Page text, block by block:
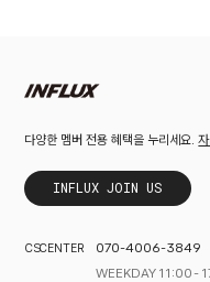
다양한 멤버 전용 혜택을 누리세요.
INFLUX JOIN US
CS CENTER
070-4006-3849
WEEKDAY 11:00 -